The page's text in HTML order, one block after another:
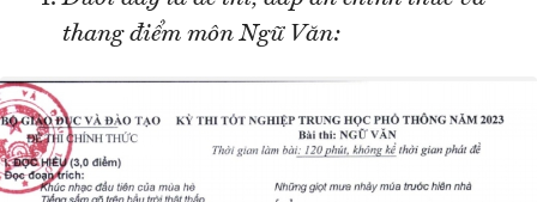
thang điểm môn Ngữ Văn: